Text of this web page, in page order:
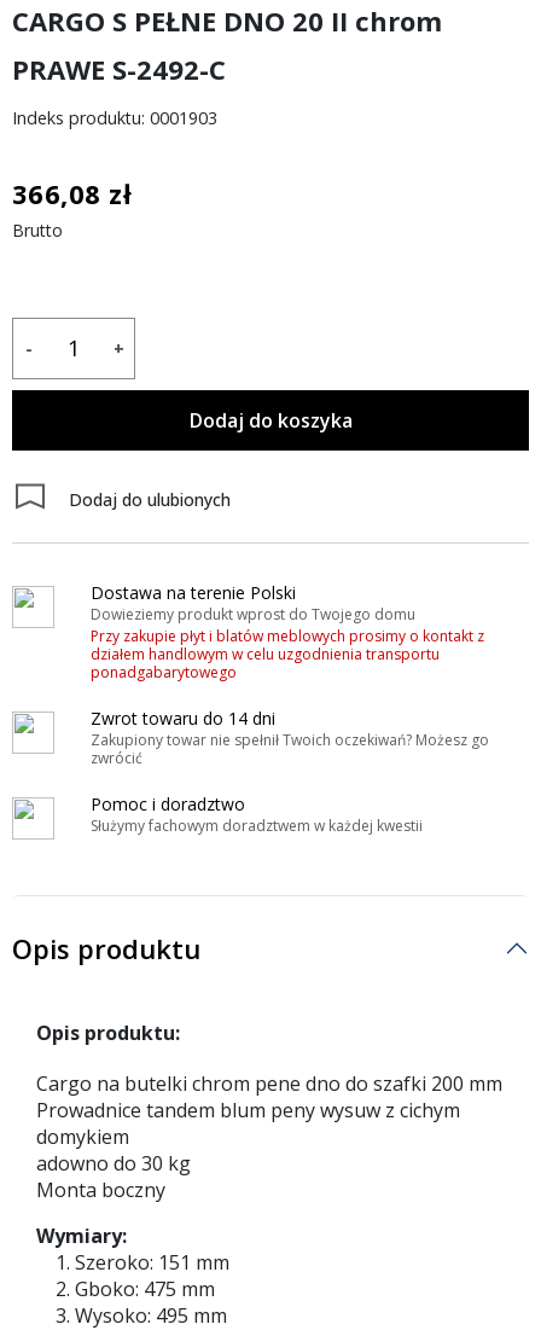
CARGO S PEŁNE DNO 20 II chrom
PRAWE S-2492-C
Indeks produktu: 0001903
366,08 zł
Brutto
- +
Dodaj do koszyka
Dodaj do ulubionych
Dostawa na terenie Polski
Dowieziemy produkt wprost do Twojego domu
Przy zakupie płyt i blatów meblowych prosimy o kontakt z
działem handlowym w celu uzgodnienia transportu
ponadgabarytowego
Zwrot towaru do 14 dni
Zakupiony towar nie spełnił Twoich oczekiwań? Możesz go
zwrócić
Pomoc i doradztwo
Służymy fachowym doradztwem w każdej kwestii
Opis produktu
Opis produktu:
Cargo na butelki chrom pene dno do szafki 200 mm
Prowadnice tandem blum peny wysuw z cichym
domykiem
adowno do 30 kg
Monta boczny
Wymiary:
Szeroko: 151 mm
Gboko: 475 mm
Wysoko: 495 mm